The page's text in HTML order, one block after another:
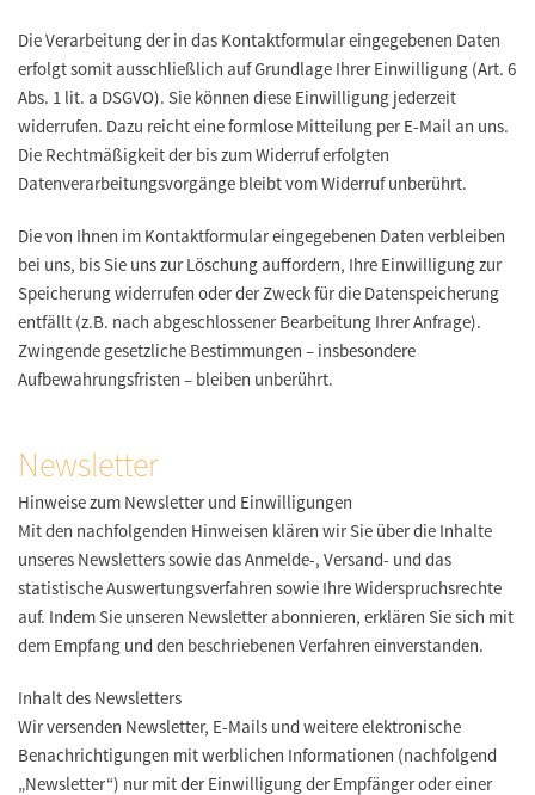
Die Verarbeitung der in das Kontaktformular eingegebenen Daten
erfolgt somit ausschließlich auf Grundlage Ihrer Einwilligung (Art. 6
Abs. 1 lit. a DSGVO). Sie können diese Einwilligung jederzeit
widerrufen. Dazu reicht eine formlose Mitteilung per E-Mail an uns.
Die Rechtmäßigkeit der bis zum Widerruf erfolgten
Datenverarbeitungsvorgänge bleibt vom Widerruf unberührt.
Die von Ihnen im Kontaktformular eingegebenen Daten verbleiben
bei uns, bis Sie uns zur Löschung auffordern, Ihre Einwilligung zur
Speicherung widerrufen oder der Zweck für die Datenspeicherung
entfällt (z.B. nach abgeschlossener Bearbeitung Ihrer Anfrage).
Zwingende gesetzliche Bestimmungen – insbesondere
Aufbewahrungsfristen – bleiben unberührt.
Newsletter
Hinweise zum Newsletter und Einwilligungen
Mit den nachfolgenden Hinweisen klären wir Sie über die Inhalte
unseres Newsletters sowie das Anmelde-, Versand- und das
statistische Auswertungsverfahren sowie Ihre Widerspruchsrechte
auf. Indem Sie unseren Newsletter abonnieren, erklären Sie sich mit
dem Empfang und den beschriebenen Verfahren einverstanden.
Inhalt des Newsletters
Wir versenden Newsletter, E-Mails und weitere elektronische
Benachrichtigungen mit werblichen Informationen (nachfolgend
„Newsletter“) nur mit der Einwilligung der Empfänger oder einer